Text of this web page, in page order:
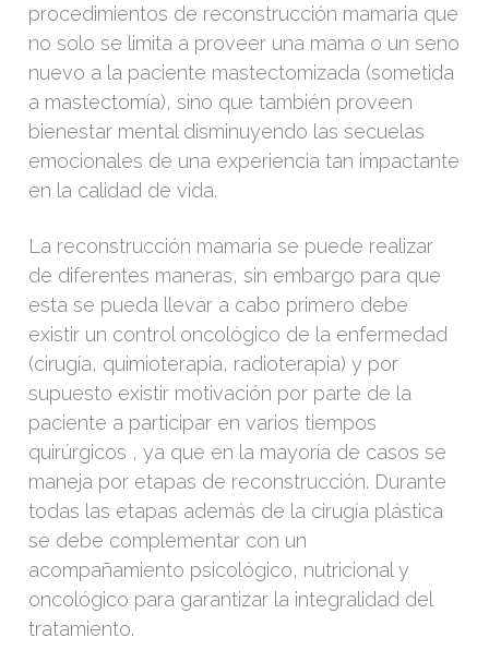
procedimientos de reconstrucción mamaria que
no solo se limita a proveer una mama o un seno
nuevo a la paciente mastectomizada (sometida
a mastectomía), sino que también proveen
bienestar mental disminuyendo las secuelas
emocionales de una experiencia tan impactante
en la calidad de vida.
La reconstrucción mamaria se puede realizar
de diferentes maneras, sin embargo para que
esta se pueda llevar a cabo primero debe
existir un control oncológico de la enfermedad
(cirugía, quimioterapia, radioterapia) y por
supuesto existir motivación por parte de la
paciente a participar en varios tiempos
quirúrgicos , ya que en la mayoría de casos se
maneja por etapas de reconstrucción. Durante
todas las etapas además de la cirugía plástica
se debe complementar con un
acompañamiento psicológico, nutricional y
oncológico para garantizar la integralidad del
tratamiento.